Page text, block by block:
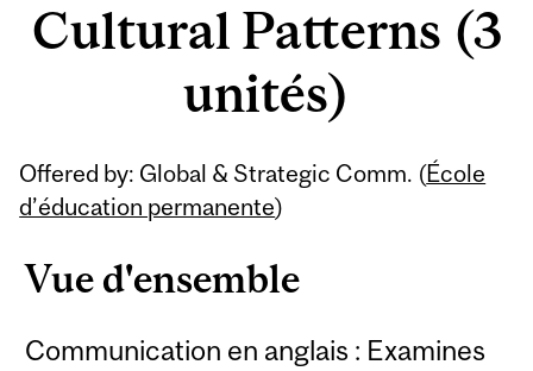
Cultural Patterns (3
unités)
Offered by: Global & Strategic Comm. (École
d’éducation permanente)
Vue d'ensemble
Communication en anglais : Examines
Related
Content